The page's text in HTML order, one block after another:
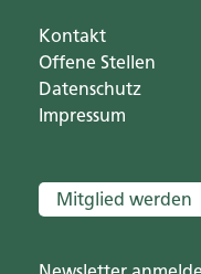
Kontakt
Offene Stellen
Datenschutz
Impressum
Mitglied werden